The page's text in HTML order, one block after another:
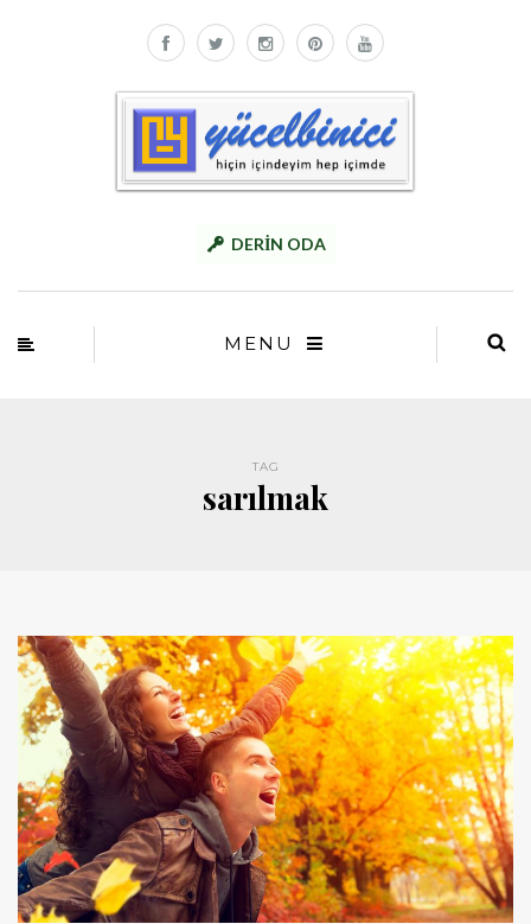
DERİN ODA
MENU
TAG
sarılmak